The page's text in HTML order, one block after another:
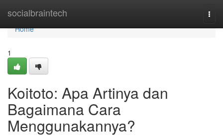
socialbraintech
Home
Home
1
Koitoto: Apa Artinya dan
Bagaimana Cara
Menggunakannya?